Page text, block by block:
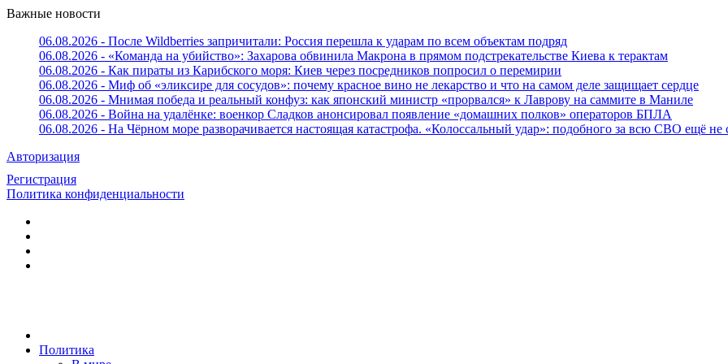
Важные новости
06.08.2026 - После Wildberries запричитали: Россия перешла к ударам по всем объектам подряд
06.08.2026 - «Команда на убийство»: Захарова обвинила Макрона в прямом подстрекательстве Киева к терактам
06.08.2026 - Как пираты из Карибского моря: Киев через посредников попросил о перемирии
06.08.2026 - Миф об «эликсире для сосудов»: почему красное вино не лекарство и что на самом деле защищает сердце
06.08.2026 - Мнимая победа и реальный конфуз: как японский министр «прорвался» к Лаврову на саммите в Маниле
06.08.2026 - Война на удалёнке: военкор Сладков анонсировал появление «домашних полков» операторов БПЛА
06.08.2026 - На Чёрном море разворачивается настоящая катастрофа. «Колоссальный удар»: подобного за всю СВО ещё не
Авторизация
Регистрация
Политика конфиденциальности
Политика